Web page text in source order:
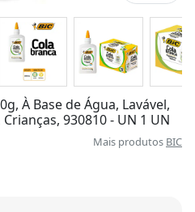
À Base de Água, Lavável,
930810 - UN 1 UN
Mais produtos BIC